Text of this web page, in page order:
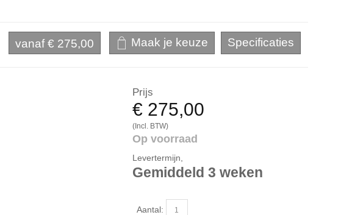
vanaf€ 275,00
Prijs
€ 275,00
(Incl. BTW)
Op voorraad
Levertermijn,
Gemiddeld 3 weken
Aantal: